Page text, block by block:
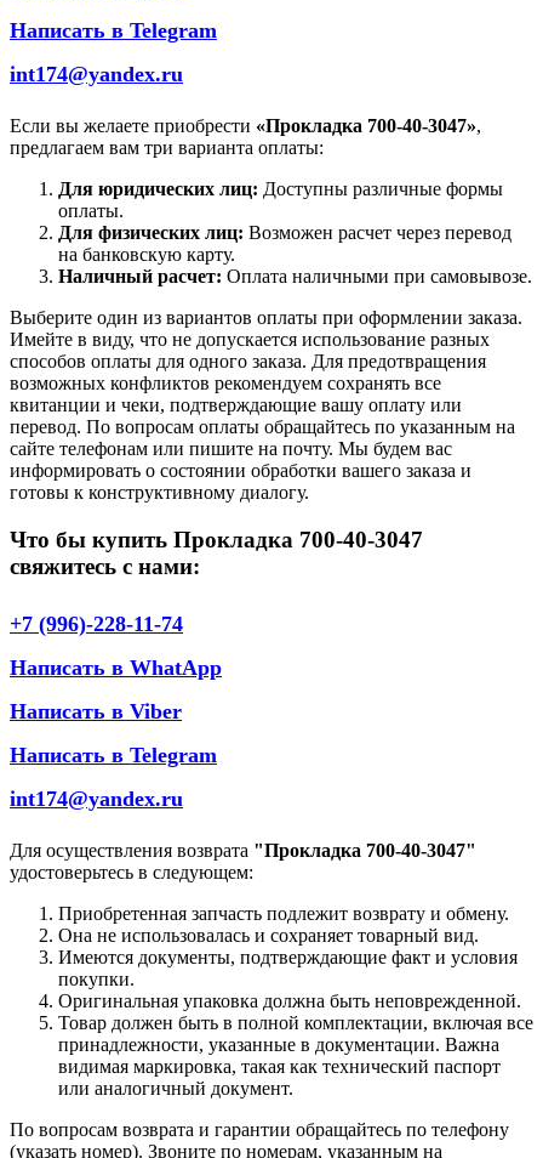
Написать в Telegram
int174@yandex.ru
Если вы желаете приобрести «Прокладка 700-40-3047»,
предлагаем вам три варианта оплаты:
Для юридических лиц: Доступны различные формы
оплаты.
Для физических лиц: Возможен расчет через перевод
на банковскую карту.
Наличный расчет: Оплата наличными при самовывозе.
Выберите один из вариантов оплаты при оформлении заказа.
Имейте в виду, что не допускается использование разных
способов оплаты для одного заказа. Для предотвращения
возможных конфликтов рекомендуем сохранять все
квитанции и чеки, подтверждающие вашу оплату или
перевод. По вопросам оплаты обращайтесь по указанным на
сайте телефонам или пишите на почту. Мы будем вас
информировать о состоянии обработки вашего заказа и
готовы к конструктивному диалогу.
Что бы купить Прокладка 700-40-3047
свяжитесь с нами:
+7 (996)-228-11-74
Написать в WhatApp
Написать в Viber
Написать в Telegram
int174@yandex.ru
Для осуществления возврата "Прокладка 700-40-3047"
удостоверьтесь в следующем:
Приобретенная запчасть подлежит возврату и обмену.
Она не использовалась и сохраняет товарный вид.
Имеются документы, подтверждающие факт и условия
покупки.
Оригинальная упаковка должна быть неповрежденной.
Товар должен быть в полной комплектации, включая все
принадлежности, указанные в документации. Важна
видимая маркировка, такая как технический паспорт
или аналогичный документ.
По вопросам возврата и гарантии обращайтесь по телефону
(указать номер). Звоните по номерам, указанным на